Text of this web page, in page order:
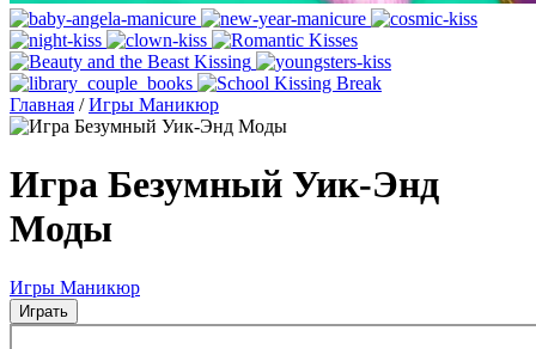
Главная / Игры Маникюр
Игра Безумный Уик-Энд
Моды
Игры Маникюр
Играть